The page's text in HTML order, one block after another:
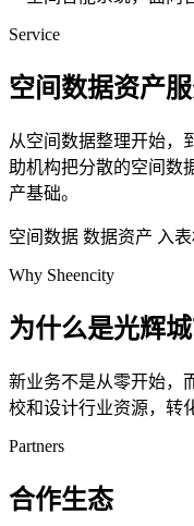
Service
空间数据资产
从空间数据整理开始，
助机构把分散的空间数
产基础。
空间数据 数据资产 入
Why Sheencity
为什么是光辉
新业务不是从零开始，
校和设计行业资源，转
Partners
合作生态